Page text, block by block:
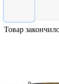
Товар